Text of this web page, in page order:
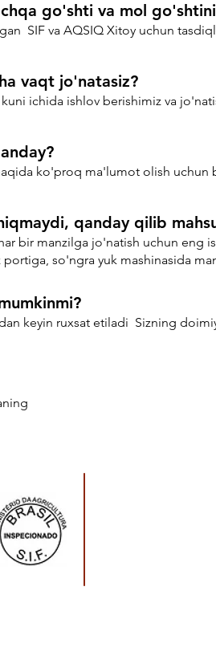
go'shti va mol
SIF va AQSIQ Xitoy uchun
vaqt jo'natasiz?
ichida ishlov berishimiz va
ko'proq ma'lumot olish
qanday qilib
bir manzilga jo'natish uchun eng
so'ngra yuk mashinasida
keyin ruxsat etiladi Sizning